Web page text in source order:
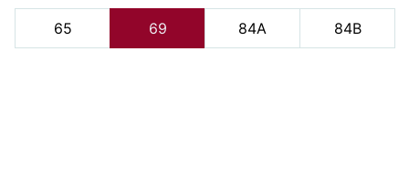
65 69 84A 84B